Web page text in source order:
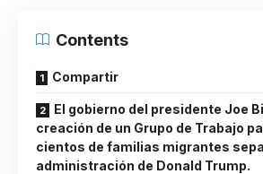
Contents
Compartir
El gobierno del presidente Joe
creación de un Grupo de Trabajo
cientos de familias migrantes
administración de Donald Trump.